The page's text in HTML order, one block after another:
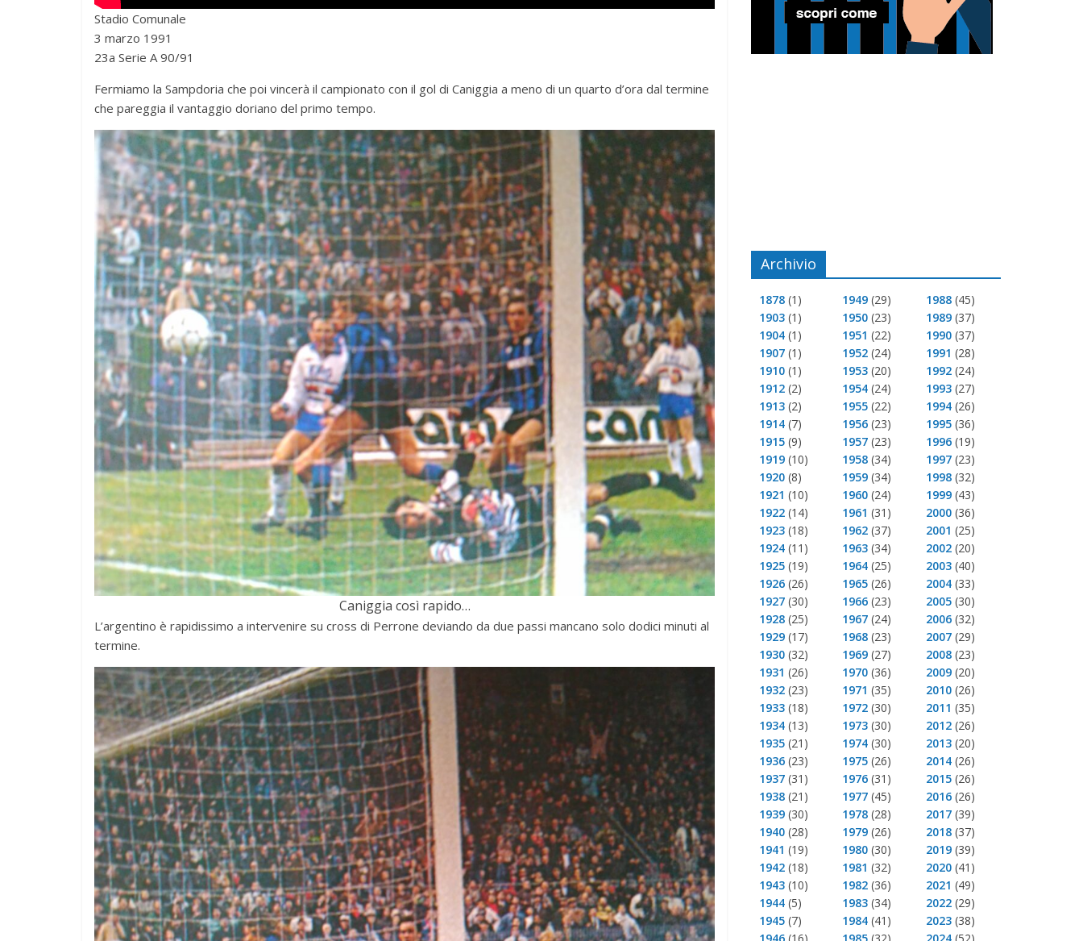
Stadio Comunale
3 marzo 1991
23a Serie A 90/91
Fermiamo la Sampdoria che poi vincerà il campionato con il gol di Caniggia a meno di un quarto d’ora dal termine
che pareggia il vantaggio doriano del primo tempo.
Caniggia così rapido…
L’argentino è rapidissimo a intervenire su cross di Perrone deviando da due passi mancano solo dodici minuti al
termine.
Archivio
1878 (1)
1903 (1)
1904 (1)
1907 (1)
1910 (1)
1912 (2)
1913 (2)
1914 (7)
1915 (9)
1919 (10)
1920 (8)
1921 (10)
1922 (14)
1923 (18)
1924 (11)
1925 (19)
1926 (26)
1927 (30)
1928 (25)
1929 (17)
1930 (32)
1931 (26)
1932 (23)
1933 (18)
1934 (13)
1935 (21)
1936 (23)
1937 (31)
1938 (21)
1939 (30)
1940 (28)
1941 (19)
1942 (18)
1943 (10)
1944 (5)
1945 (7)
1949 (29)
1950 (23)
1951 (22)
1952 (24)
1953 (20)
1954 (24)
1955 (22)
1956 (23)
1957 (23)
1958 (34)
1959 (34)
1960 (24)
1961 (31)
1962 (37)
1963 (34)
1964 (25)
1965 (26)
1966 (23)
1967 (24)
1968 (23)
1969 (27)
1970 (36)
1971 (35)
1972 (30)
1973 (30)
1974 (30)
1975 (26)
1976 (31)
1977 (45)
1978 (28)
1979 (26)
1980 (30)
1981 (32)
1982 (36)
1983 (34)
1984 (41)
1988(45)
1989(37)
1990(37)
1991 (28)
1992(24)
1993(27)
1994(26)
1995(36)
1996(19)
1997(23)
1998(32)
1999(43)
2000(36)
2001 (25)
2002(20)
2003(40)
2004(33)
2005(30)
2006(32)
2007(29)
2008(23)
2009(20)
2010(26)
2011 (35)
2012(26)
2013(20)
2014(26)
2015(26)
2016(26)
2017(39)
2018(37)
2019(39)
2020(41)
2021 (49)
2022(29)
2023(38)